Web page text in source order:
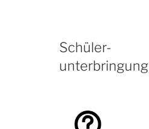
Schüler-
unterbringung